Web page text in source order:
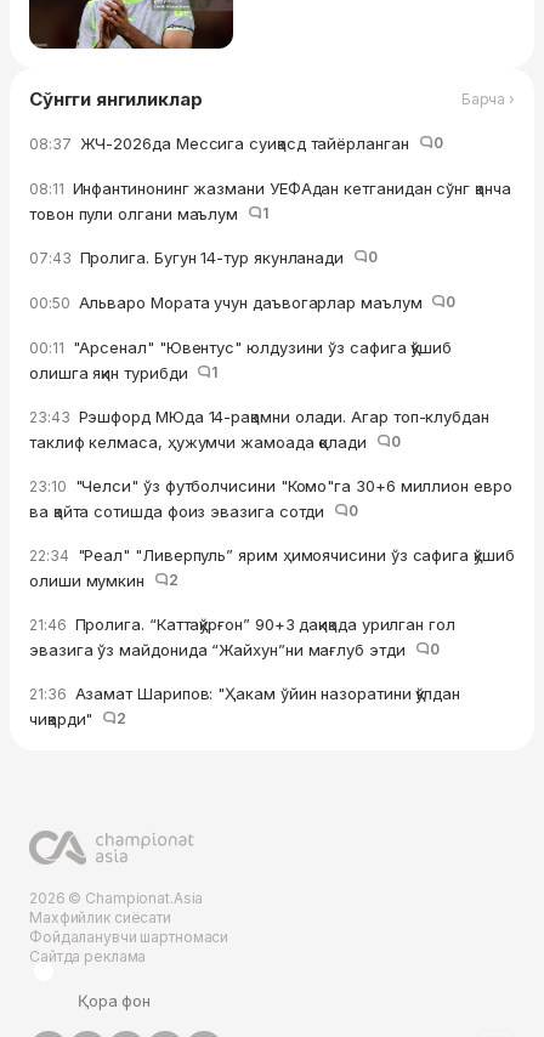
Сўнгги янгиликлар Барча ›
08:37 ЖЧ-2026да Мессига суиқасд тайёрланган 0
08:11 Инфантинонинг жазмани УЕФАдан кетганидан сўнг қанча
товон пули олгани маълум
1
07:43 Пролига. Бугун 14-тур якунланади 0
00:50 Альваро Мората учун даъвогарлар маълум 0
00:11 "Арсенал" "Ювентус" юлдузини ўз сафига қўшиб
олишга яқин турибди
1
23:43 Рэшфорд МЮда 14-рақамни олади. Агар топ-клубдан
таклиф келмаса, ҳужумчи жамоада қолади
0
23:10 "Челси" ўз футболчисини "Комо"га 30+6 миллион евро
ва қайта сотишда фоиз эвазига сотди
0
22:34 "Реал" "Ливерпуль” ярим ҳимоячисини ўз сафига қўшиб
олиши мумкин
2
21:46 Пролига. “Каттақўрғон” 90+3 дақиқада урилган гол
эвазига ўз майдонида “Жайхун”ни мағлуб этди
0
21:36 Азамат Шарипов: "Ҳакам ўйин назоратини қўлдан
чиқарди"
2
2026 © Championat.Asia
Махфийлик сиёсати
Фойдаланувчи шартномаси
Сайтда реклама
Қора фон